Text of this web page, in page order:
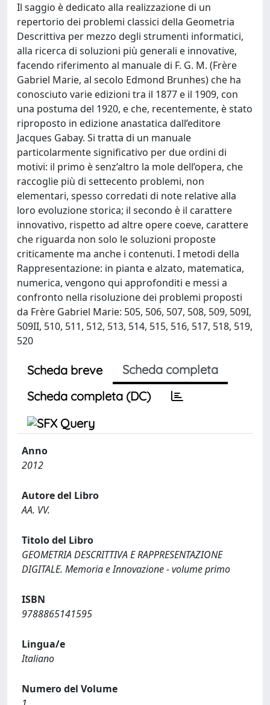
Il saggio è dedicato alla realizzazione di un
repertorio dei problemi classici della Geometria
Descrittiva per mezzo degli strumenti informatici,
alla ricerca di soluzioni più generali e innovative,
facendo riferimento al manuale di F. G. M. (Frère
Gabriel Marie, al secolo Edmond Brunhes) che ha
conosciuto varie edizioni tra il 1877 e il 1909, con
una postuma del 1920, e che, recentemente, è stato
riproposto in edizione anastatica dall’editore
Jacques Gabay. Si tratta di un manuale
particolarmente significativo per due ordini di
motivi: il primo è senz’altro la mole dell’opera, che
raccoglie più di settecento problemi, non
elementari, spesso corredati di note relative alla
loro evoluzione storica; il secondo è il carattere
innovativo, rispetto ad altre opere coeve, carattere
che riguarda non solo le soluzioni proposte
criticamente ma anche i contenuti. I metodi della
Rappresentazione: in pianta e alzato, matematica,
numerica, vengono qui approfonditi e messi a
confronto nella risoluzione dei problemi proposti
da Frère Gabriel Marie: 505, 506, 507, 508, 509, 509I,
509II, 510, 511, 512, 513, 514, 515, 516, 517, 518, 519,
520
Scheda breve
Scheda completa
Scheda completa (DC)
Anno
2012
Autore del Libro
AA. VV.
Titolo del Libro
GEOMETRIA DESCRITTIVA E RAPPRESENTAZIONE
DIGITALE. Memoria e Innovazione - volume primo
ISBN
9788865141595
Lingua/e
Italiano
Numero del Volume